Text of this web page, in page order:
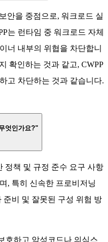
안을 중점으로, 워크로드 실
는 런타임 중 워크로드 자체
너 내부의 위협을 차단합니
확인하는 것과 같고, CWPP
고 차단하는 것과 같습니다.
엇인가요?"
정책 및 규정 준수 요구 사항
, 특히 신속한 프로비저닝
준비 및 잘못된 구성 위험 방
호하고 악성코드나 의심스